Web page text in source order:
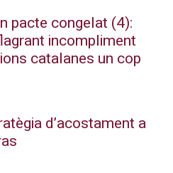
pacte congelat (4):
incompliment
catalanes un cop
d’acostament a